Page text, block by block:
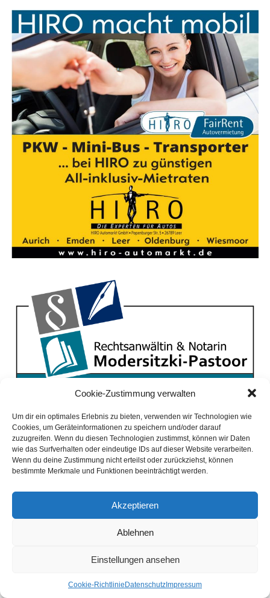
Cookie-Zustimmung verwalten
Um dir ein optimales Erlebnis zu bieten, verwenden wir Technologien wie
Cookies, um Geräteinformationen zu speichern und/oder darauf
zuzugreifen. Wenn du diesen Technologien zustimmst, können wir Daten
wie das Surfverhalten oder eindeutige IDs auf dieser Website verarbeiten.
Wenn du deine Zustimmung nicht erteilst oder zurückziehst, können
bestimmte Merkmale und Funktionen beeinträchtigt werden.
Akzeptieren
Ablehnen
Einstellungen ansehen
Coo­kie-Richt­li­nie Daten­schutz Impres­sum